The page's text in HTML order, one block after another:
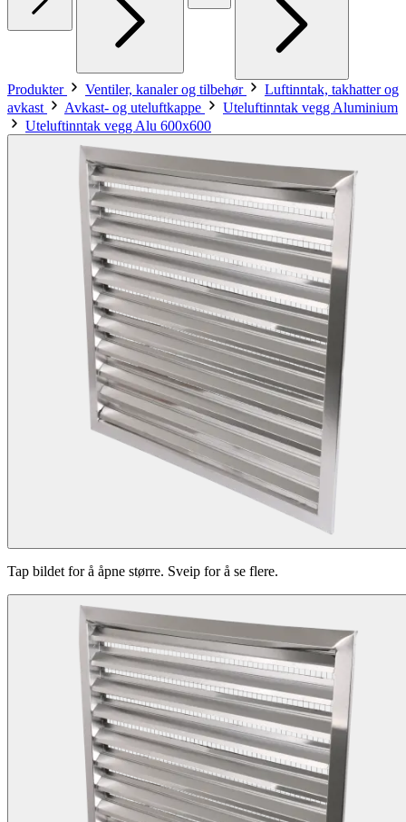
Produkter Ventiler, kanaler og tilbehør
Luftinntak, takhatter og
avkast
Avkast- og uteluftkappe
Uteluftinntak vegg Aluminium
Uteluftinntak vegg Alu 600x600
Tap bildet for å åpne større. Sveip for å se flere.